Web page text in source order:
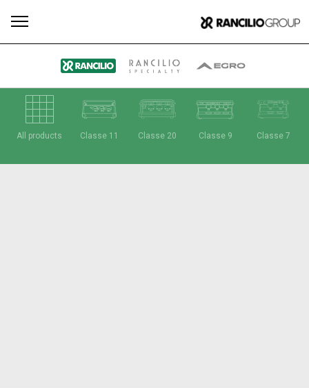
All products Classe 11 Classe 20 Classe 9 Classe 7
Todos Productos Noticias Descargar Más